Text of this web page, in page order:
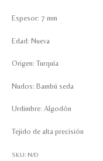
Espesor: 7 mm
Edad: Nueva
Origen: Turquía
Nudos: Bambú seda
Urdimbre: Algodón
Tejido de alta precisión
SKU: N/D